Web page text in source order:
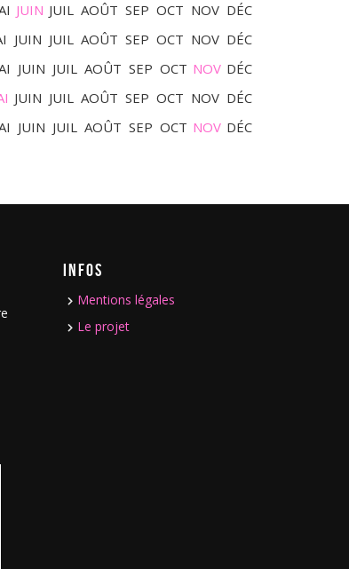
JUIN JUIL AOÛT SEP OCT NOV DÉC
JUIN JUIL AOÛT SEP OCT NOV DÉC
JUIN JUIL AOÛT SEP OCT NOV DÉC
JUIN JUIL AOÛT SEP OCT NOV DÉC
JUIN JUIL AOÛT SEP OCT NOV DÉC
INFOS
Mentions légales
Le projet